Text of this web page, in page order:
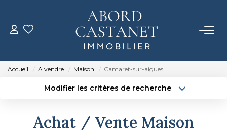
ACHETER
Accueil A vendre Maison Camaret-sur-aigues
Modifier les critères de recherche
Achat / Vente Maison